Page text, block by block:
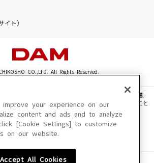
イト）
CO.,LTD. All Rights Reserved.
一切の文章・画像・写真・動画・音声等を、手段や形態
範囲を超えて無断で複製、転載、ファイル化などすること
によりご利用いただけない場合があります。
、配信内容が変更になる場合があります。
your experience on our
content and ads and to analyze
[Cookie Settings] to customize
on our website.
Accept All Cookies